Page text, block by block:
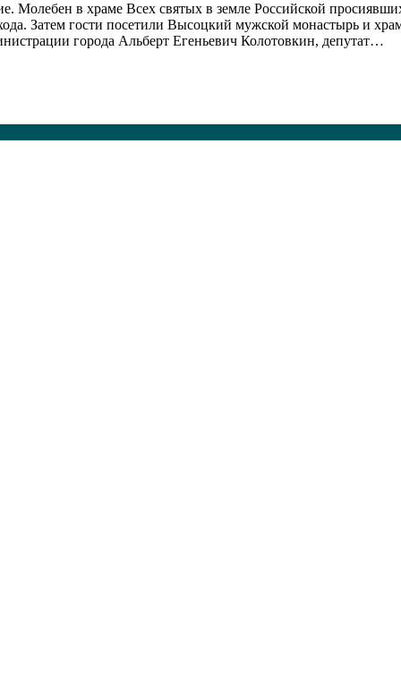
Молебен в храме Всех святых в земле Российской
Затем гости посетили Высоцкий мужской монастырь и
города Альберт Егеньевич Колотовкин, депутат…